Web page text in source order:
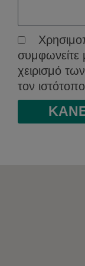
GDPR
συμφωνείτε
χειρισμό
τον